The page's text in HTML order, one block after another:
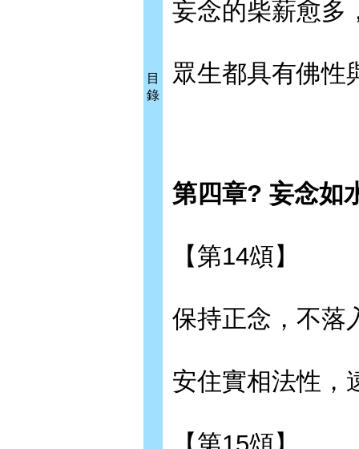
目
錄
妄念的柴薪愈多
眾生都具有佛性
第四章? 妄念如
【第14頌】
保持正念，不落
安住實相法性，